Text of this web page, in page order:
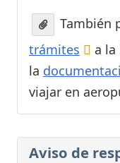
También
trámites
a
la
viajar en
Aviso de